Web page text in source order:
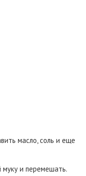
масло, соль и еще
и перемешать.